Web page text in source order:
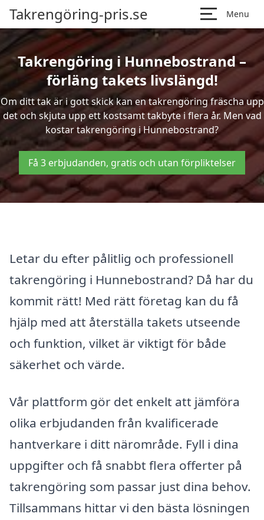
Takrengöring-pris.se Menu
Takrengöring i Hunnebostrand –
förläng takets livslängd!
Om ditt tak är i gott skick kan en takrengöring fräscha upp
det och skjuta upp ett kostsamt takbyte i flera år. Men vad
kostar takrengöring i Hunnebostrand?
Få 3 erbjudanden, gratis och utan förpliktelser
Letar du efter pålitlig och professionell
takrengöring i Hunnebostrand? Då har du
kommit rätt! Med rätt företag kan du få
hjälp med att återställa takets utseende
och funktion, vilket är viktigt för både
säkerhet och värde.
Vår plattform gör det enkelt att jämföra
olika erbjudanden från kvalificerade
hantverkare i ditt närområde. Fyll i dina
uppgifter och få snabbt flera offerter på
takrengöring som passar just dina behov.
Tillsammans hittar vi den bästa lösningen